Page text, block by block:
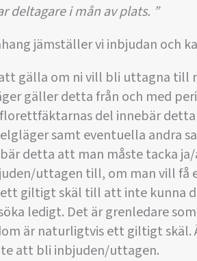
deltagare i mån av plats. ”
jämställer vi inbjudan och
gälla om ni vill bli uttagna till
gäller detta från och med
del innebär
samt eventuella andra
detta att man måste tacka
uttagen till, om man vill få
giltigt skäl till att inte kunna
ledigt. Det är grenledare
är naturligtvis ett giltigt skäl.
att bli inbjuden/uttagen.